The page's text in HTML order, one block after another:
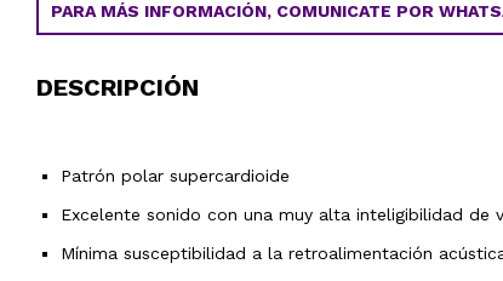
PARA MÁS INFORMACIÓN, COMUNICATE POR
DESCRIPCIÓN
Patrón polar supercardioide
Excelente sonido con una muy alta inteligibilidad de
Mínima susceptibilidad a la retroalimentación